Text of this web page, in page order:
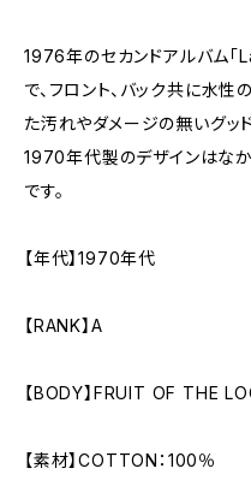
1976年のセカンドアルバム
で、フロント、バック共に水
た汚れやダメージの無いグッ
1970年代製のデザインはな
です。
【年代】1970年代
【RANK】A
【BODY】FRUIT OF THE
【素材】COTTON：100％